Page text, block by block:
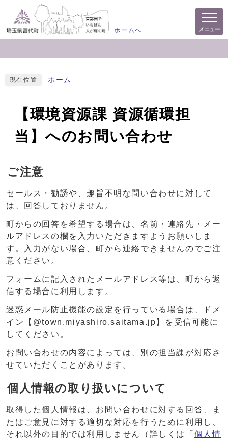
ホームへ メニュー
現在位置 ホーム
【環境資源課 資源循環担
当】へのお問い合わせ
ご注意
セールス・勧誘や、趣旨不明な問い合わせに対して
は、回答しておりません。
町からの回答を希望する場合は、名前・連絡先・メー
ルアドレスの欄を入力いただきますようお願いしま
す。入力がない場合、町から連絡できませんのでご注
意ください。
フォームに記入されたメールアドレス等は、町から返
信する場合に利用します。
迷惑メール防止機能の設定を行っている場合は、ドメ
イン【@town.miyashiro.saitama.jp】を受信可能に
してください。
お問い合わせの内容によっては、別の担当課が対応さ
せていただくことがあります。
個人情報の取り扱いについて
取得した個人情報は、お問い合わせに対する回答、ま
たはご意見に対する適切な対応を行うために利用し、
それ以外の目的では利用しません（詳しくは「 個人情